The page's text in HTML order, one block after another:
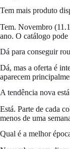
Tem mais produto
Tem. Novembro
ano. O catálogo
Dá para conseguir
Dá, mas a oferta é
aparecem
A tendência nova
Está. Parte de cada
menos de uma
Qual é a melhor